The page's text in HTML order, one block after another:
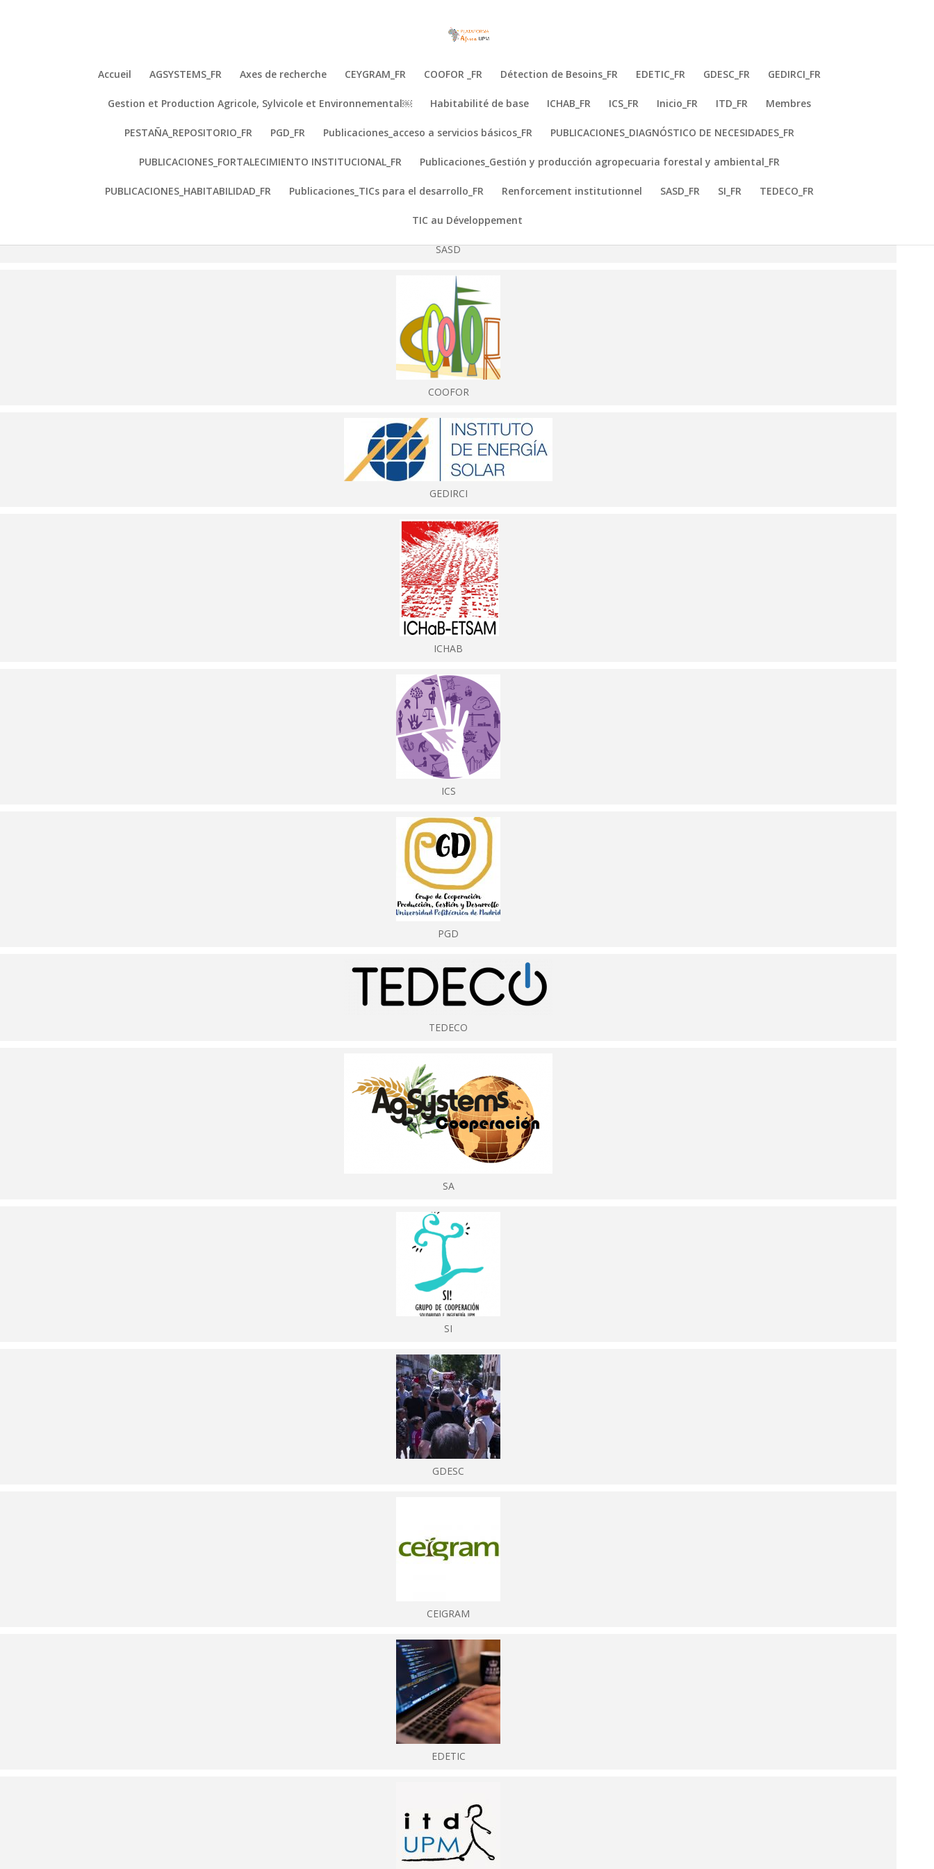
Accueil AGSYSTEMS_FR Axes de recherche CEYGRAM_FR COOFOR _FR Détection de Besoins_FR EDETIC_FR GDESC_FR GEDIRCI_FR
Gestion et Production Agricole, Sylvicole et Environnemental￼ Habitabilité de base ICHAB_FR ICS_FR Inicio_FR ITD_FR Membres
PESTAÑA_REPOSITORIO_FR PGD_FR Publicaciones_acceso a servicios básicos_FR PUBLICACIONES_DIAGNÓSTICO DE NECESIDADES_FR
PUBLICACIONES_FORTALECIMIENTO INSTITUCIONAL_FR Publicaciones_Gestión y producción agropecuaria forestal y ambiental_FR
PUBLICACIONES_HABITABILIDAD_FR Publicaciones_TICs para el desarrollo_FR Renforcement institutionnel SASD_FR SI_FR TEDECO_FR
TIC au Développement
SASD
COOFOR
GEDIRCI
ICHAB
ICS
PGD
TEDECO
SA
SI
GDESC
CEIGRAM
EDETIC